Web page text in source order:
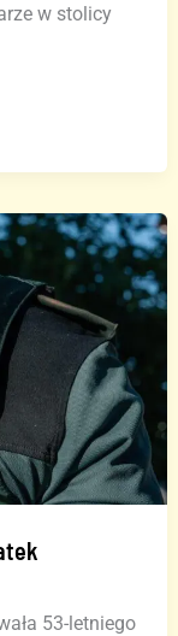
w stolicy
53-letniego